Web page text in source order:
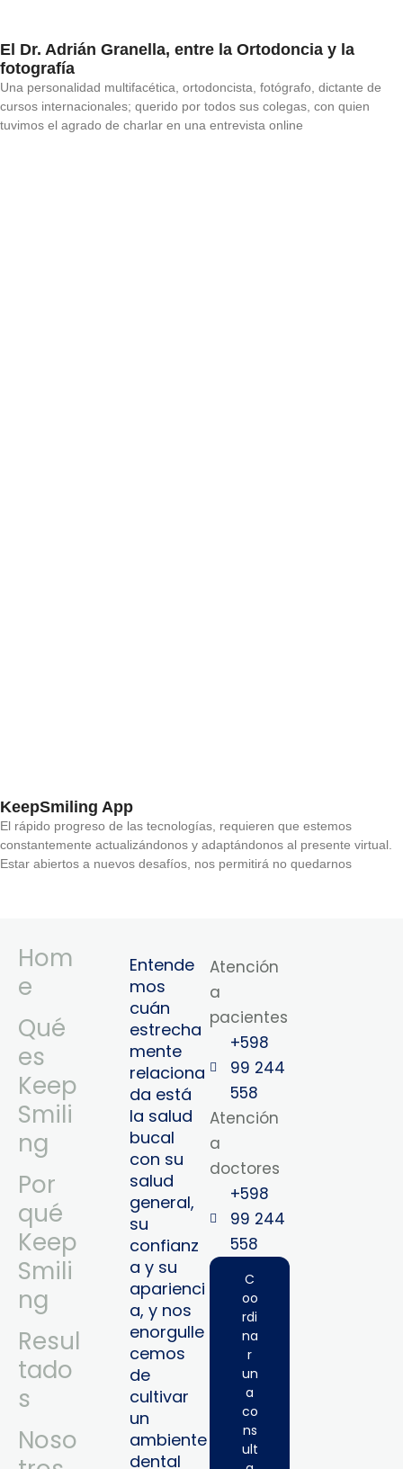
El Dr. Adrián Granella, entre la Ortodoncia y la
fotografía
Una personalidad multifacética, ortodoncista, fotógrafo, dictante de
cursos internacionales; querido por todos sus colegas, con quien
tuvimos el agrado de charlar en una entrevista online
KeepSmiling App
El rápido progreso de las tecnologías, requieren que estemos
constantemente actualizándonos y adaptándonos al presente virtual.
Estar abiertos a nuevos desafíos, nos permitirá no quedarnos
Hom
e
Qué
es
Keep
Smili
ng
Por
qué
Keep
Smili
ng
Resul
tado
s
Noso
Entende
mos
cuán
estrecha
mente
relaciona
da está
la salud
bucal
con su
salud
general,
su
confianz
a y su
aparienci
a, y nos
enorgulle
cemos
de
cultivar
un
ambiente
dental
Atención
a
pacientes
+598
99 244
558
Atención
a
doctores
+598
99 244
558‬‬
C
oo
rdi
na
r
un
a
co
ns
ult